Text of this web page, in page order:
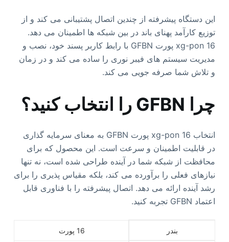
این دستگاه پیشرفته از چندین اتصال پشتیبانی می کند و از
توزیع کارآمد پهنای باند در بین شبکه ها اطمینان می دهد.
xg-pon 16 پورت GFBN با رابط کاربر پسند خود، نصب و
مدیریت سیستم های فیبر نوری را ساده می کند و در زمان
و تلاش شما صرفه جویی می کند.
چرا GFBN را انتخاب کنید؟
انتخاب xg-pon 16 پورت GFBN به معنای سرمایه گذاری
در قابلیت اطمینان و سرعت است. این محصول که برای
محافظت از شبکه شما در آینده طراحی شده است، نه تنها
نیازهای فعلی را برآورده می کند، بلکه مقیاس پذیری را برای
رشد آینده ارائه می دهد. اتصال پیشرفته را با فناوری قابل
اعتماد GFBN تجربه کنید.
بندر 16 پورت